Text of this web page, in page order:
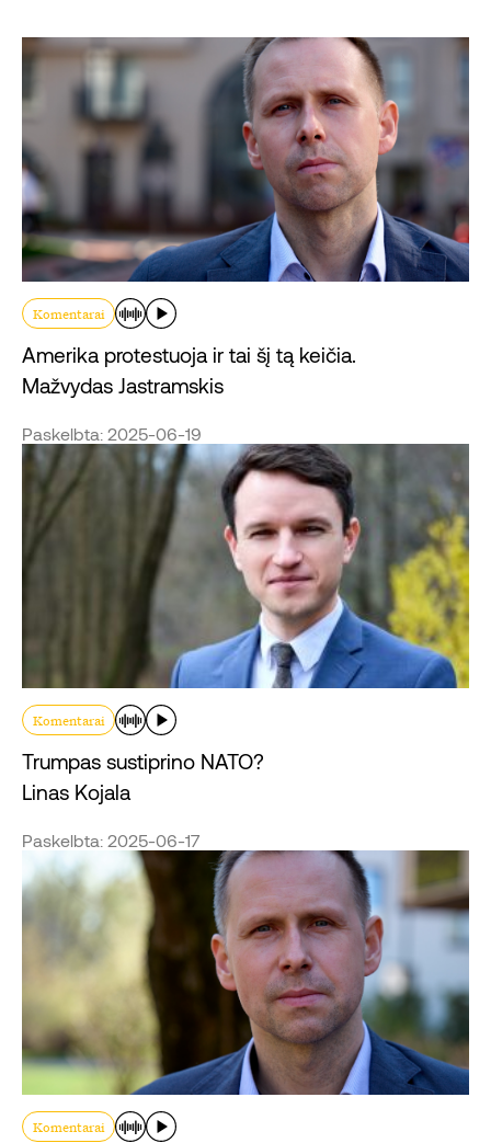
Komentarai
Amerika protestuoja ir tai šį tą keičia.
Mažvydas Jastramskis
Paskelbta: 2025-06-19
Komentarai
Trumpas sustiprino NATO?
Linas Kojala
Paskelbta: 2025-06-17
Komentarai